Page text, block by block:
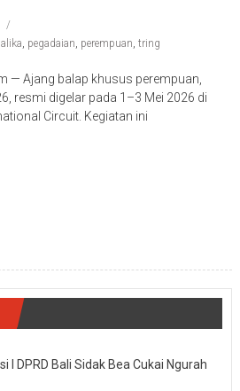
, pegadaian, perempuan, tring
— Ajang balap khusus perempuan,
resmi digelar pada 1–3 Mei 2026 di
Circuit. Kegiatan ini
I DPRD Bali Sidak Bea Cukai Ngurah